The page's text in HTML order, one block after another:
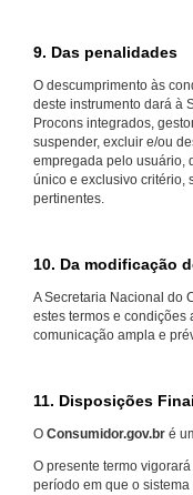
9. Das penalidades
O descumprimento às
deste instrumento dará à
Procons integrados,
suspender, excluir e/ou
empregada pelo usuário,
único e exclusivo critério,
pertinentes.
10. Da modificação
A Secretaria Nacional do
estes termos e condições
comunicação ampla e
11. Disposições
O Consumidor.gov.br é
O presente termo
período em que o